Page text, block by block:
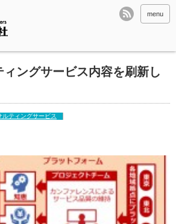
menu
ングサービス内容を刷新し
ルティングサービス